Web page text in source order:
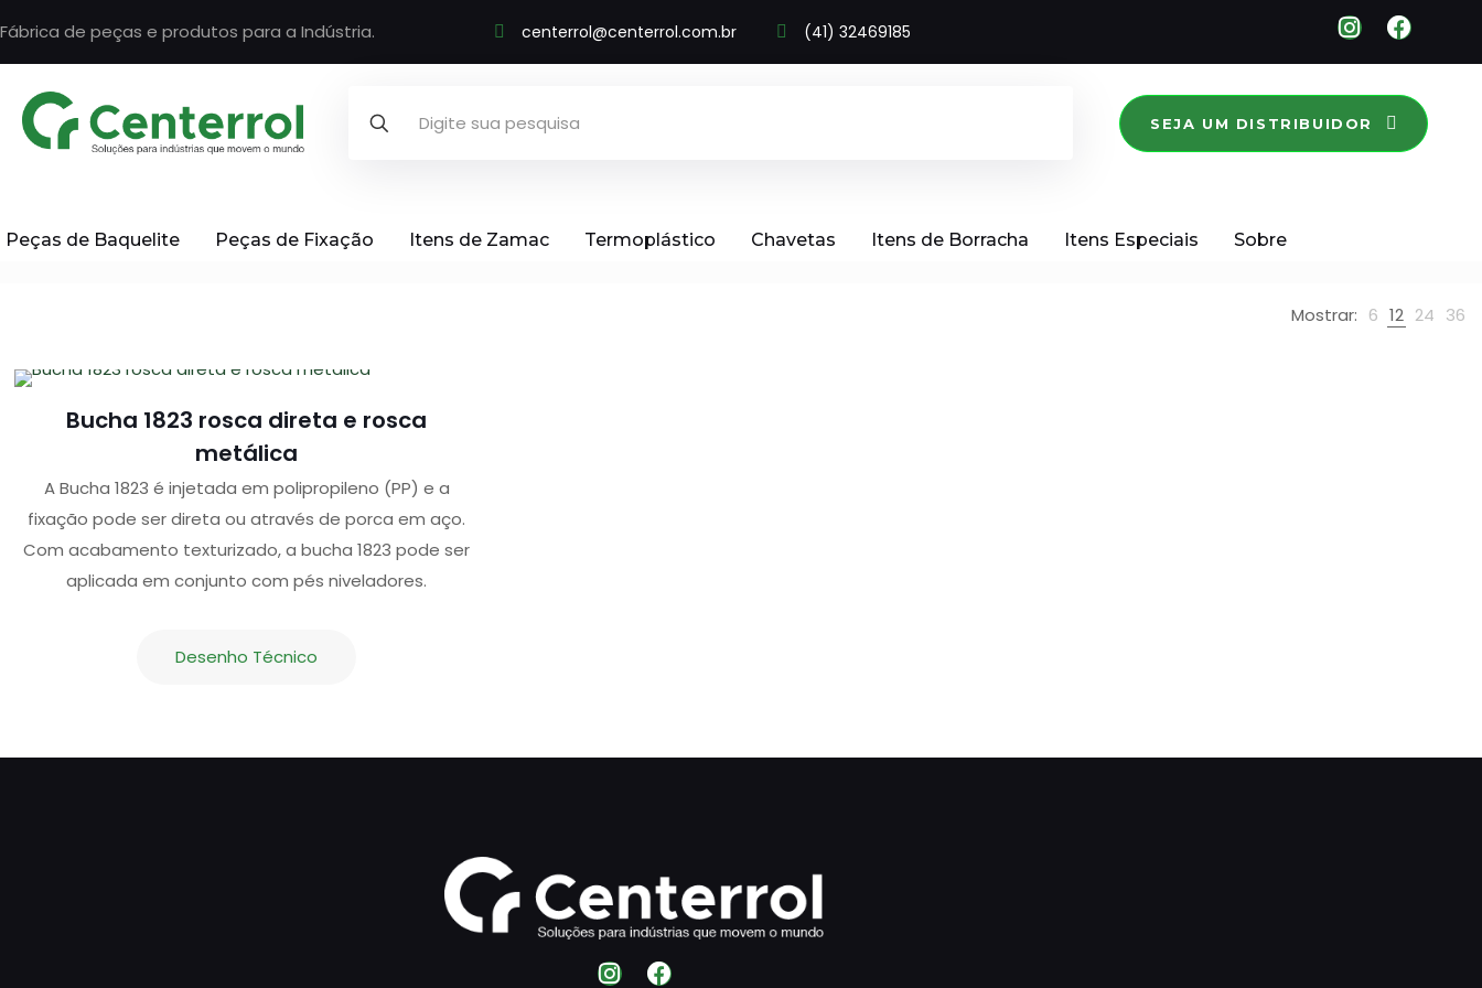
Fábrica de peças e produtos para a Indústria. centerrol@centerrol.com.br (41) 32469185
SEJA UM DISTRIBUIDOR
Peças de Baquelite Peças de Fixação Itens de Zamac Termoplástico Chavetas Itens de Borracha Itens Especiais Sobre
Mostrar: 6 12 24 36
Bucha 1823 rosca direta e rosca
metálica
A Bucha 1823 é injetada em polipropileno (PP) e a
fixação pode ser direta ou através de porca em aço.
Com acabamento texturizado, a bucha 1823 pode ser
aplicada em conjunto com pés niveladores.
Desenho Técnico